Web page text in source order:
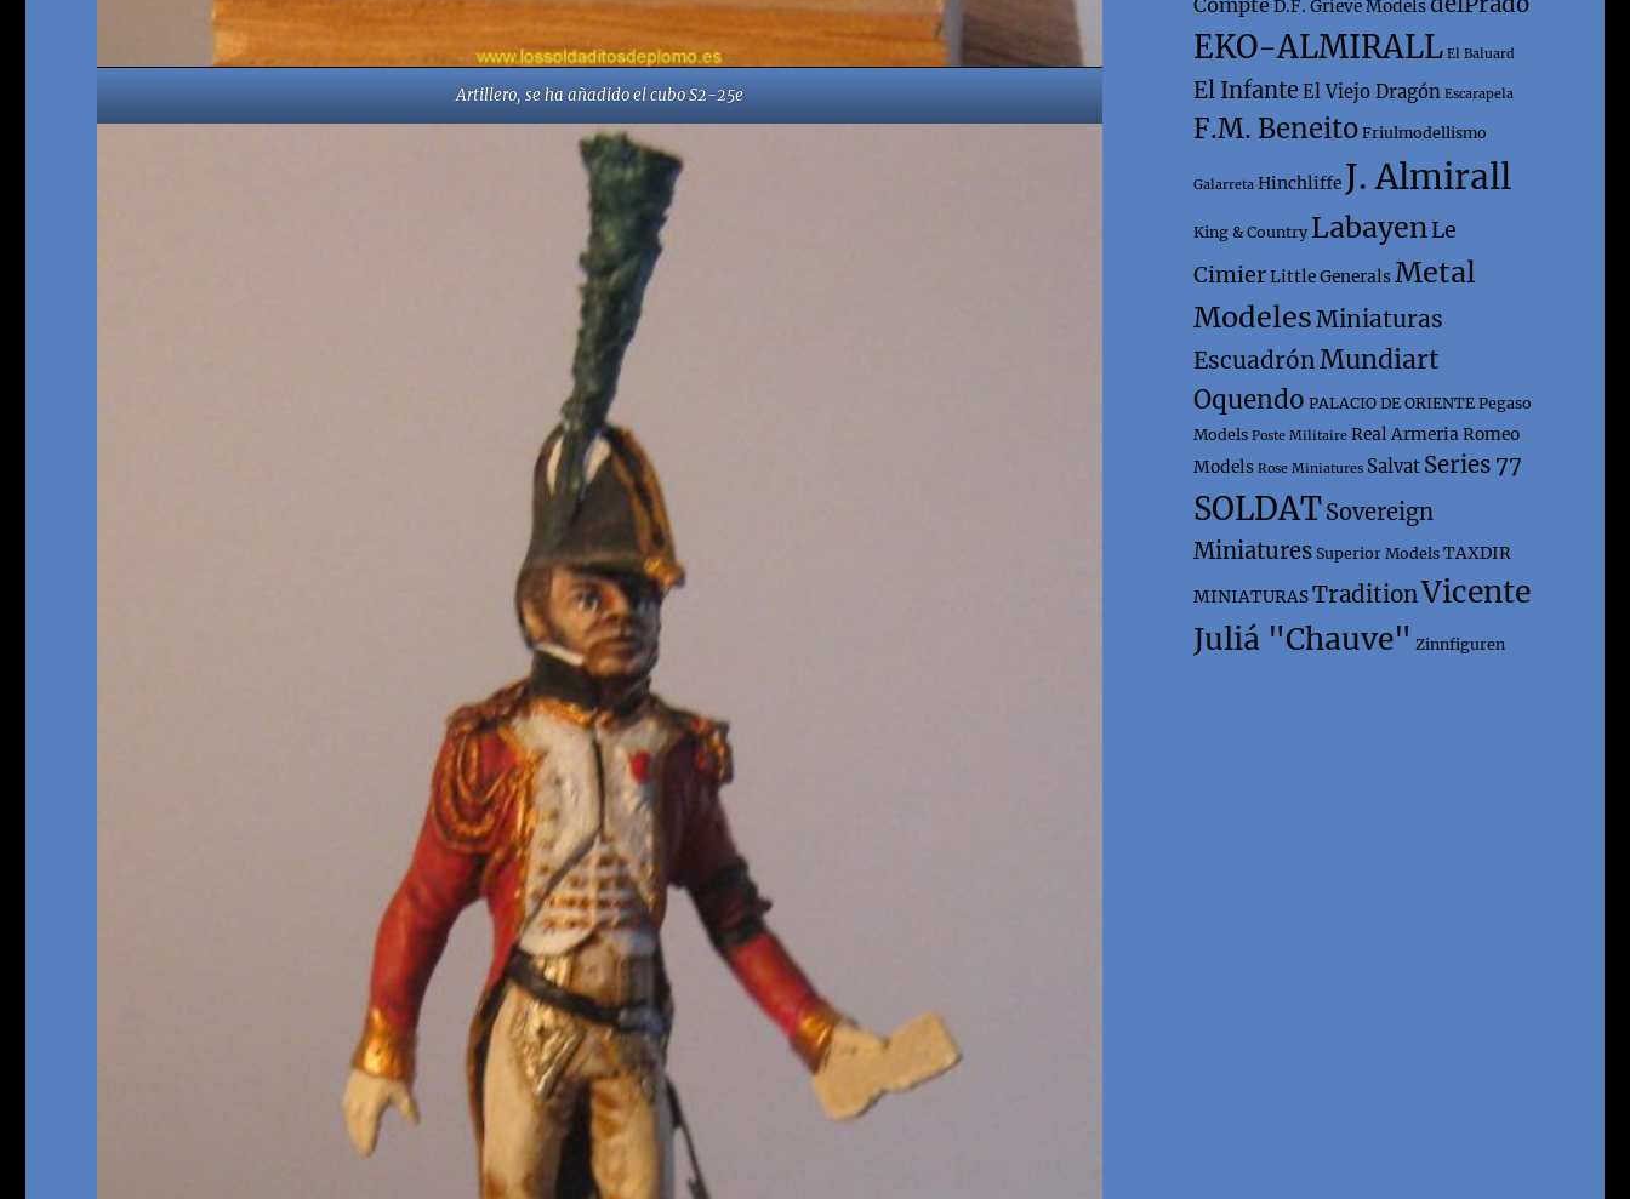
Artillero, se ha añadido el cubo S2-25e
D.F. Grieve Models
EKO-ALMIRALL El Baluard
El InfanteEl Viejo Dragón Escarapela
F.M. Beneito Friulmodellismo
Galarreta Hinchliffe J. Almirall
King & Country LabayenLe
CimierLittle GeneralsMetal
Modeles Miniaturas
Escuadrón Mundiart
Oquendo PALACIO DE ORIENTE Pegaso
Models Poste Militaire Real ArmeriaRomeo
Models Rose Miniatures Salvat Series 77
SOLDATSovereign
Miniatures Superior Models TAXDIR
MINIATURASTraditionVicente
Juliá "Chauve" Zinnfiguren